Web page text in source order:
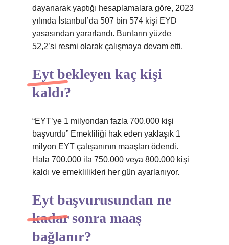
dayanarak yaptığı hesaplamalara göre, 2023
yılında İstanbul’da 507 bin 574 kişi EYD
yasasından yararlandı. Bunların yüzde
52,2’si resmi olarak çalışmaya devam etti.
Eyt bekleyen kaç kişi
kaldı?
“EYT’ye 1 milyondan fazla 700.000 kişi
başvurdu” Emekliliği hak eden yaklaşık 1
milyon EYT çalışanının maaşları ödendi.
Hala 700.000 ila 750.000 veya 800.000 kişi
kaldı ve emeklilikleri her gün ayarlanıyor.
Eyt başvurusundan ne
kadar sonra maaş
bağlanır?